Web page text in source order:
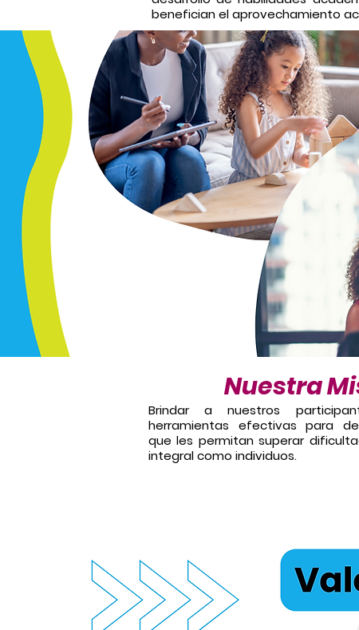
benefician el aprovechamiento
Nuestra
Brindar a nuestros
herramientas efectivas para
que les permitan superar
integral como individuos.